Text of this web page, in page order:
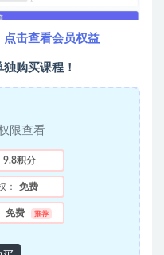
击查看会员权益
购买课程！
限查看
9.8积分
： 免费
免费 推荐